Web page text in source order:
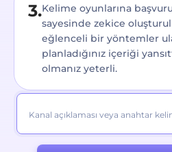
3.Kelime oyunlarına
sayesinde zekice
eğlenceli bir yöntemler
planladığınız içeriği
olmanız yeterli.